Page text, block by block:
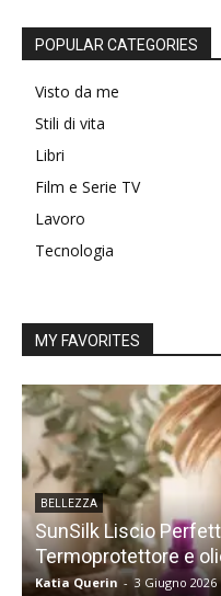
POPULAR CATEGORIES
Visto da me
Stili di vita
Libri
Film e Serie TV
Lavoro
Tecnologia
MY FAVORITES
BELLEZZA
SunSilk Liscio
Termoprotettore e
Katia Querin - 3 Giugno 2026